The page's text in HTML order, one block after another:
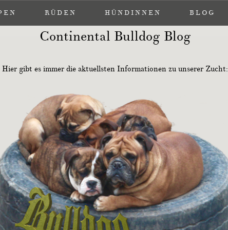
RÜDEN HÜNDINNEN BLOG
RÜDEN HÜNDINNEN BLOG
Continental Bulldog Blog
Hier gibt es immer die aktuellsten Informationen zu unserer Zucht: